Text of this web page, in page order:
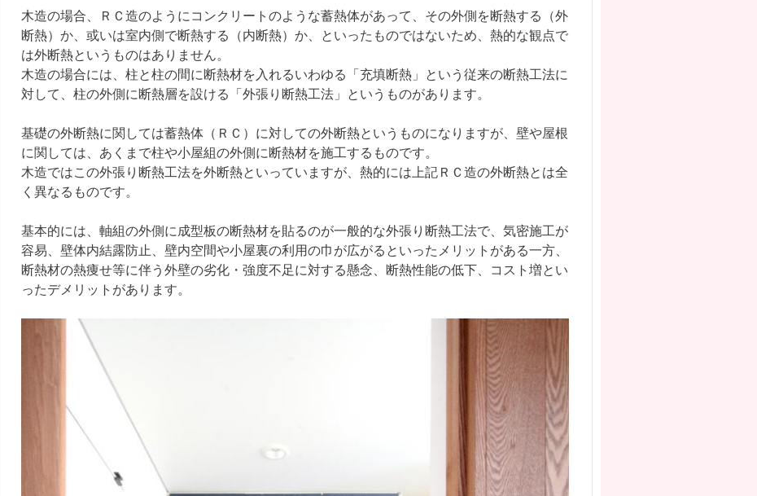
木造の場合、ＲＣ造のようにコンクリートのような蓄熱体があって、その外側を断熱する（外
断熱）か、或いは室内側で断熱する（内断熱）か、といったものではないため、熱的な観点で
は外断熱というものはありません。
木造の場合には、柱と柱の間に断熱材を入れるいわゆる「充填断熱」という従来の断熱工法に
対して、柱の外側に断熱層を設ける「外張り断熱工法」というものがあります。
基礎の外断熱に関しては蓄熱体（ＲＣ）に対しての外断熱というものになりますが、壁や屋根
に関しては、あくまで柱や小屋組の外側に断熱材を施工するものです。
木造ではこの外張り断熱工法を外断熱といっていますが、熱的には上記ＲＣ造の外断熱とは全
く異なるものです。
基本的には、軸組の外側に成型板の断熱材を貼るのが一般的な外張り断熱工法で、気密施工が
容易、壁体内結露防止、壁内空間や小屋裏の利用の巾が広がるといったメリットがある一方、
断熱材の熱痩せ等に伴う外壁の劣化・強度不足に対する懸念、断熱性能の低下、コスト増とい
ったデメリットがあります。